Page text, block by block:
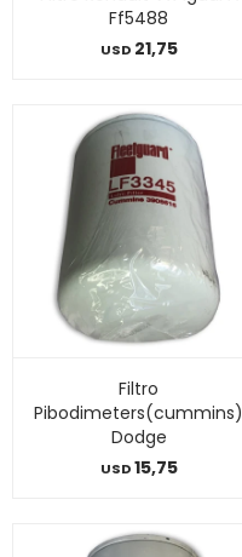
Ff5488
USD 21,75
Filtro
Pibodimeters(cummins)
Dodge
USD15,75